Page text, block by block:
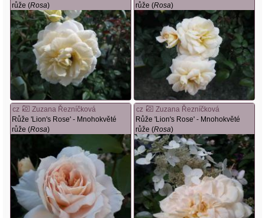
růže (Rosa)
růže (Rosa)
cz
Zuzana Řezníčková
Růže 'Lion's Rose' - Mnohokvěté
růže (Rosa)
cz
Zuzana Řezníčková
Růže 'Lion's Rose' - Mnohokvěté
růže (Rosa)